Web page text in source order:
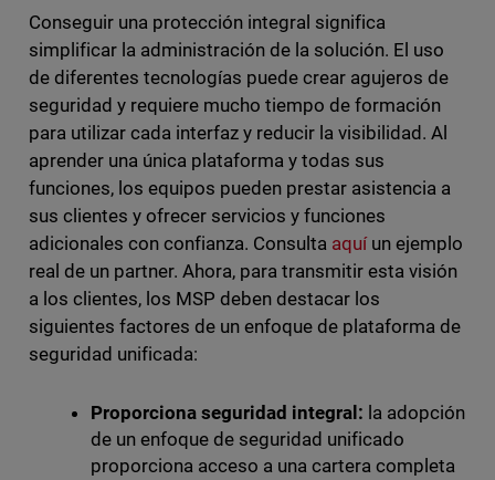
Conseguir una protección integral significa
simplificar la administración de la solución. El uso
de diferentes tecnologías puede crear agujeros de
seguridad y requiere mucho tiempo de formación
para utilizar cada interfaz y reducir la visibilidad. Al
aprender una única plataforma y todas sus
funciones, los equipos pueden prestar asistencia a
sus clientes y ofrecer servicios y funciones
adicionales con confianza. Consulta aquíun ejemplo
real de un partner. Ahora, para transmitir esta visión
a los clientes, los MSP deben destacar los
siguientes factores de un enfoque de plataforma de
seguridad unificada:
Proporciona seguridad integral: la adopción
de un enfoque de seguridad unificado
proporciona acceso a una cartera completa